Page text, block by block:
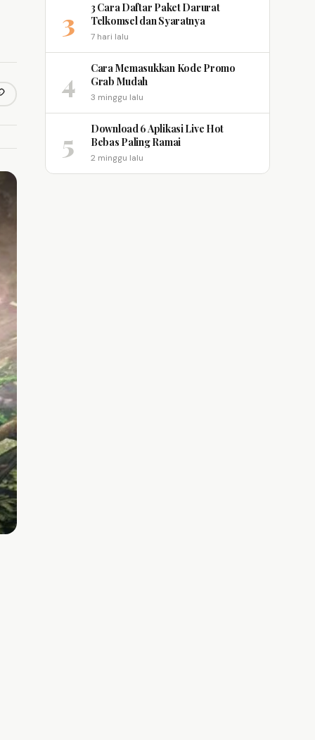
link
3
3 Cara Daftar Paket Darurat
Telkomsel dan Syaratnya
7 hari lalu
4
Cara Memasukkan Kode Promo
Grab Mudah
3 minggu lalu
5
Download 6 Aplikasi Live Hot
Bebas Paling Ramai
2 minggu lalu